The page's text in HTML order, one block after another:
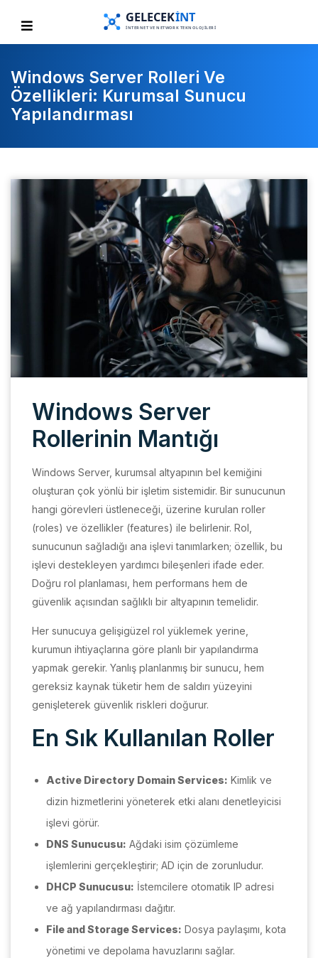
Windows Server Rolleri Ve
Özellikleri: Kurumsal Sunucu
Yapılandırması
Windows Server
Rollerinin Mantığı
Windows Server, kurumsal altyapının bel kemiğini
oluşturan çok yönlü bir işletim sistemidir. Bir sunucunun
hangi görevleri üstleneceği, üzerine kurulan roller
(roles) ve özellikler (features) ile belirlenir. Rol,
sunucunun sağladığı ana işlevi tanımlarken; özellik, bu
işlevi destekleyen yardımcı bileşenleri ifade eder.
Doğru rol planlaması, hem performans hem de
güvenlik açısından sağlıklı bir altyapının temelidir.
Her sunucuya gelişigüzel rol yüklemek yerine,
kurumun ihtiyaçlarına göre planlı bir yapılandırma
yapmak gerekir. Yanlış planlanmış bir sunucu, hem
gereksiz kaynak tüketir hem de saldırı yüzeyini
genişleterek güvenlik riskleri doğurur.
En Sık Kullanılan Roller
Active Directory Domain Services: Kimlik ve
dizin hizmetlerini yöneterek etki alanı denetleyicisi
işlevi görür.
DNS Sunucusu: Ağdaki isim çözümleme
işlemlerini gerçekleştirir; AD için de zorunludur.
DHCP Sunucusu: İstemcilere otomatik IP adresi
ve ağ yapılandırması dağıtır.
File and Storage Services: Dosya paylaşımı, kota
yönetimi ve depolama havuzlarını sağlar.